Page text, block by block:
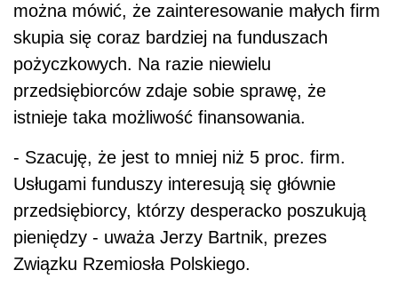
można mówić, że zainteresowanie małych firm
skupia się coraz bardziej na funduszach
pożyczkowych. Na razie niewielu
przedsiębiorców zdaje sobie sprawę, że
istnieje taka możliwość finansowania.
- Szacuję, że jest to mniej niż 5 proc. firm.
Usługami funduszy interesują się głównie
przedsiębiorcy, którzy desperacko poszukują
pieniędzy - uważa Jerzy Bartnik, prezes
Związku Rzemiosła Polskiego.